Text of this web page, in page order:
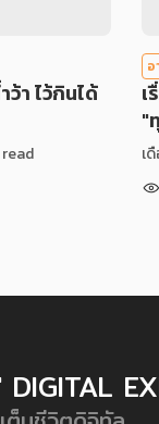
า ไว้กินได้
read
อ
เ
"
เ